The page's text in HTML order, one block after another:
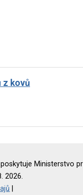
z kovů
Ministerstvo
2026.